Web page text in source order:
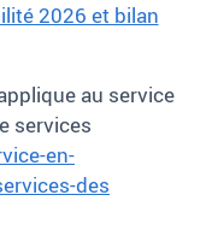
2026 et bilan
au service
services
en-
des